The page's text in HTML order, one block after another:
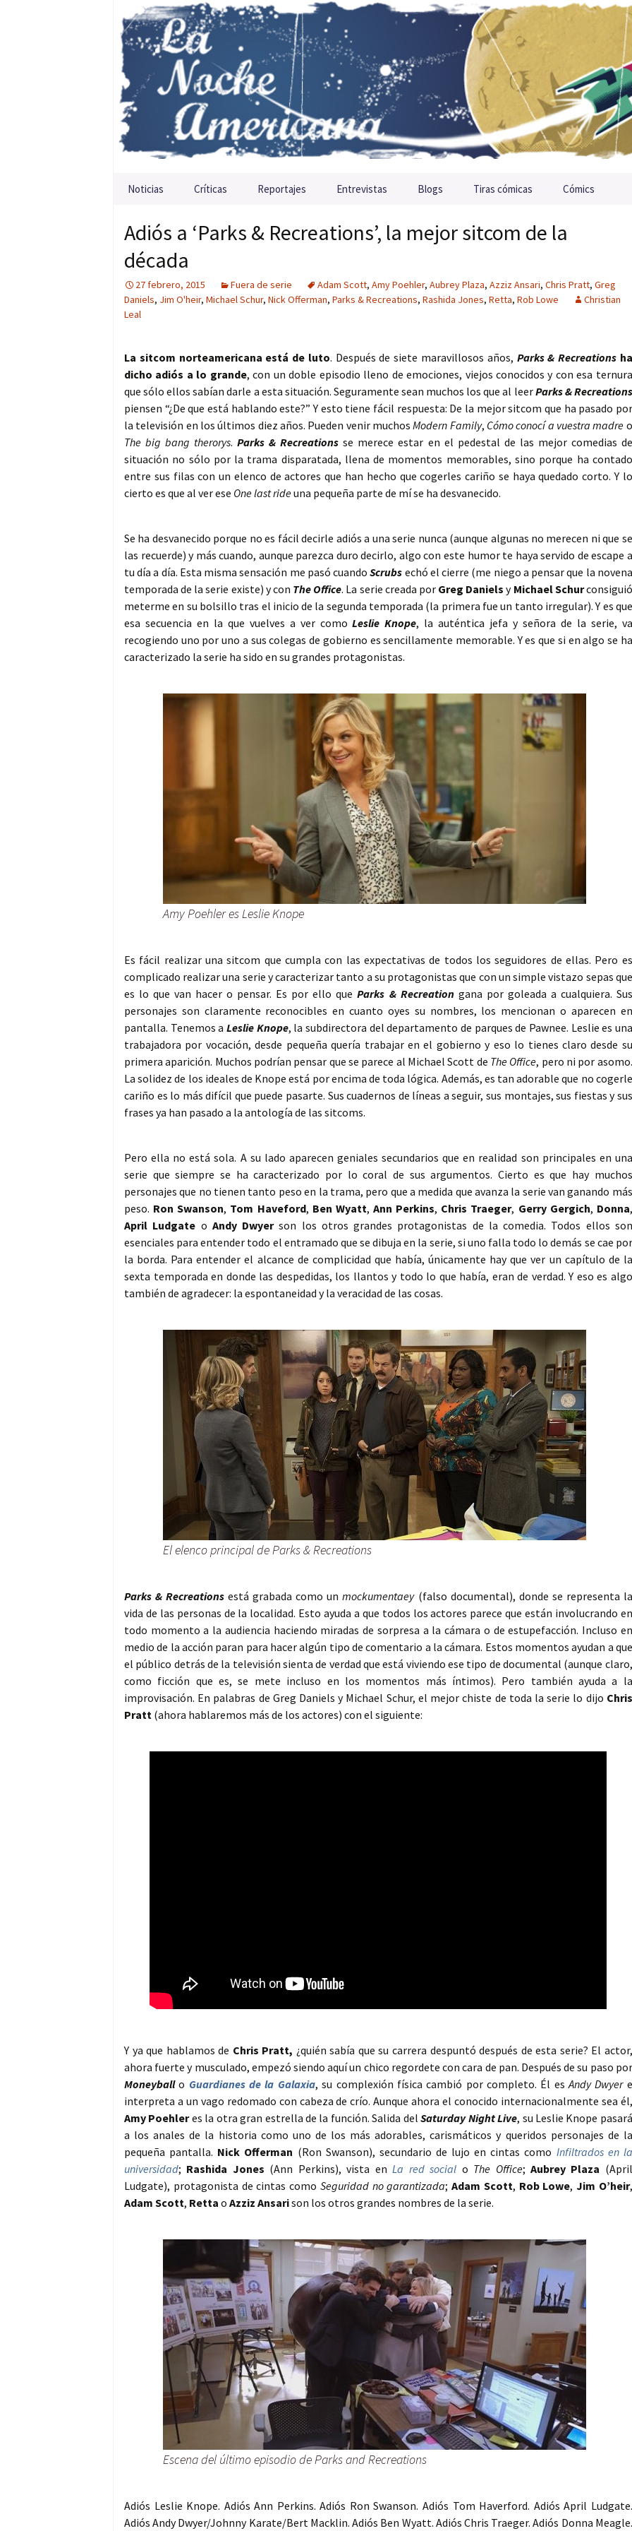
Saltar al contenido
Noticias Críticas Reportajes Entrevistas Blogs Tiras cómicas Cómics
Adiós a ‘Parks & Recreations’, la mejor sitcom de la
década
27 febrero, 2015 Fuera de serie Adam Scott, Amy Poehler, Aubrey Plaza, Azziz Ansari, Chris Pratt, Greg
Daniels, Jim O'heir, Michael Schur, Nick Offerman, Parks & Recreations, Rashida Jones, Retta, Rob Lowe
Christian
Leal
La sitcom norteamericana está de luto. Después de siete maravillosos años, Parks & Recreations ha
dicho adiós a lo grande, con un doble episodio lleno de emociones, viejos conocidos y con esa ternura
que sólo ellos sabían darle a esta situación. Seguramente sean muchos los que al leerParks & Recreations
piensen “¿De que está hablando este?” Y esto tiene fácil respuesta: De la mejor sitcom que ha pasado por
la televisión en los últimos diez años. Pueden venir muchosModern Family, Cómo conocí a vuestra madre o
The big bang therorys.Parks & Recreations se merece estar en el pedestal de las mejor comedias de
situación no sólo por la trama disparatada, llena de momentos memorables, sino porque ha contado
entre sus filas con un elenco de actores que han hecho que cogerles cariño se haya quedado corto. Y lo
cierto es que al ver ese One last rideuna pequeña parte de mí se ha desvanecido.
Se ha desvanecido porque no es fácil decirle adiós a una serie nunca (aunque algunas no merecen ni que se
las recuerde) y más cuando, aunque parezca duro decirlo, algo con este humor te haya servido de escape a
tu día a día. Esta misma sensación me pasó cuandoScrubs echó el cierre (me niego a pensar que la novena
temporada de la serie existe) y con The Office. La serie creada por Greg Daniels y Michael Schurconsiguió
meterme en su bolsillo tras el inicio de la segunda temporada (la primera fue un tanto irregular). Y es que
esa secuencia en la que vuelves a ver comoLeslie Knope, la auténtica jefa y señora de la serie, va
recogiendo uno por uno a sus colegas de gobierno es sencillamente memorable. Y es que si en algo se ha
caracterizado la serie ha sido en su grandes protagonistas.
Amy Poehler es Leslie Knope
Es fácil realizar una sitcom que cumpla con las expectativas de todos los seguidores de ellas. Pero es
complicado realizar una serie y caracterizar tanto a su protagonistas que con un simple vistazo sepas que
es lo que van hacer o pensar. Es por ello queParks & Recreationgana por goleada a cualquiera. Sus
personajes son claramente reconocibles en cuanto oyes su nombres, los mencionan o aparecen en
pantalla. Tenemos a Leslie Knope, la subdirectora del departamento de parques de Pawnee. Leslie es una
trabajadora por vocación, desde pequeña quería trabajar en el gobierno y eso lo tienes claro desde su
primera aparición. Muchos podrían pensar que se parece al Michael Scott de The Office, pero ni por asomo.
La solidez de los ideales de Knope está por encima de toda lógica. Además, es tan adorable que no cogerle
cariño es lo más difícil que puede pasarte. Sus cuadernos de líneas a seguir, sus montajes, sus fiestas y sus
frases ya han pasado a la antología de las sitcoms.
Pero ella no está sola. A su lado aparecen geniales secundarios que en realidad son principales en una
serie que siempre se ha caracterizado por lo coral de sus argumentos. Cierto es que hay muchos
personajes que no tienen tanto peso en la trama, pero que a medida que avanza la serie van ganando más
peso. Ron Swanson, Tom Haveford, Ben Wyatt, Ann Perkins, Chris Traeger, Gerry Gergich, Donna,
April Ludgate o Andy Dwyerson los otros grandes protagonistas de la comedia. Todos ellos son
esenciales para entender todo el entramado que se dibuja en la serie, si uno falla todo lo demás se cae por
la borda. Para entender el alcance de complicidad que había, únicamente hay que ver un capítulo de la
sexta temporada en donde las despedidas, los llantos y todo lo que había, eran de verdad. Y eso es algo
también de agradecer: la espontaneidad y la veracidad de las cosas.
El elenco principal de Parks & Recreations
Parks & Recreations está grabada como unmockumentaey(falso documental), donde se representa la
vida de las personas de la localidad. Esto ayuda a que todos los actores parece que están involucrando en
todo momento a la audiencia haciendo miradas de sorpresa a la cámara o de estupefacción. Incluso en
medio de la acción paran para hacer algún tipo de comentario a la cámara. Estos momentos ayudan a que
el público detrás de la televisión sienta de verdad que está viviendo ese tipo de documental (aunque claro,
como ficción que es, se mete incluso en los momentos más íntimos). Pero también ayuda a la
improvisación. En palabras de Greg Daniels y Michael Schur, el mejor chiste de toda la serie lo dijo Chris
Pratt (ahora hablaremos más de los actores) con el siguiente:
Y ya que hablamos de Chris Pratt, ¿quién sabía que su carrera despuntó después de esta serie? El actor,
ahora fuerte y musculado, empezó siendo aquí un chico regordete con cara de pan. Después de su paso por
Moneyballo Guardianes de la Galaxia, su complexión física cambió por completo. Él esAndy Dwyere
interpreta a un vago redomado con cabeza de crío. Aunque ahora el conocido internacionalmente sea él,
Amy Poehleres la otra gran estrella de la función. Salida delSaturday Night Live, su Leslie Knope pasará
a los anales de la historia como uno de los más adorables, carismáticos y queridos personajes de la
pequeña pantalla. Nick Offerman (Ron Swanson), secundario de lujo en cintas como Infiltrados en la
universidad; Rashida Jones (Ann Perkins), vista enLa red social o The Office; Aubrey Plaza (April
Ludgate), protagonista de cintas como Seguridad no garantizada;Adam Scott, Rob Lowe,Jim O’heir,
Adam Scott, Retta o Azziz Ansarison los otros grandes nombres de la serie.
Escena del último episodio de Parks and Recreations
Adiós Leslie Knope. Adiós Ann Perkins. Adiós Ron Swanson. Adiós Tom Haverford. Adiós April Ludgate.
Adiós Andy Dwyer/Johnny Karate/Bert Macklin. Adiós Ben Wyatt. Adiós Chris Traeger. Adiós Donna Meagle.